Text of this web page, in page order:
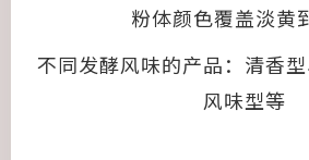
粉体颜色覆盖淡黄
不同发酵风味的产品：清香
风味型等